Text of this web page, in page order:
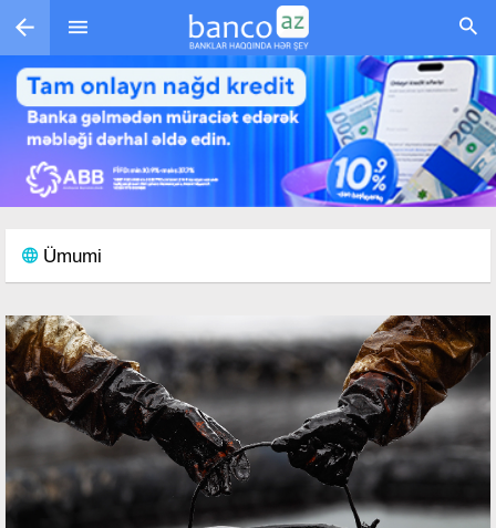
Skip to main content
Ümumi